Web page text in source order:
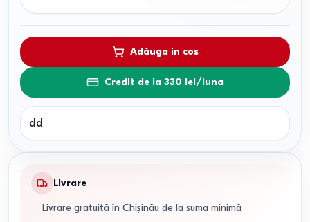
Adăuga in cos
Credit de la 330 lei/luna
dd
Livrare
Livrare gratuită în Chișinău de la suma minimă